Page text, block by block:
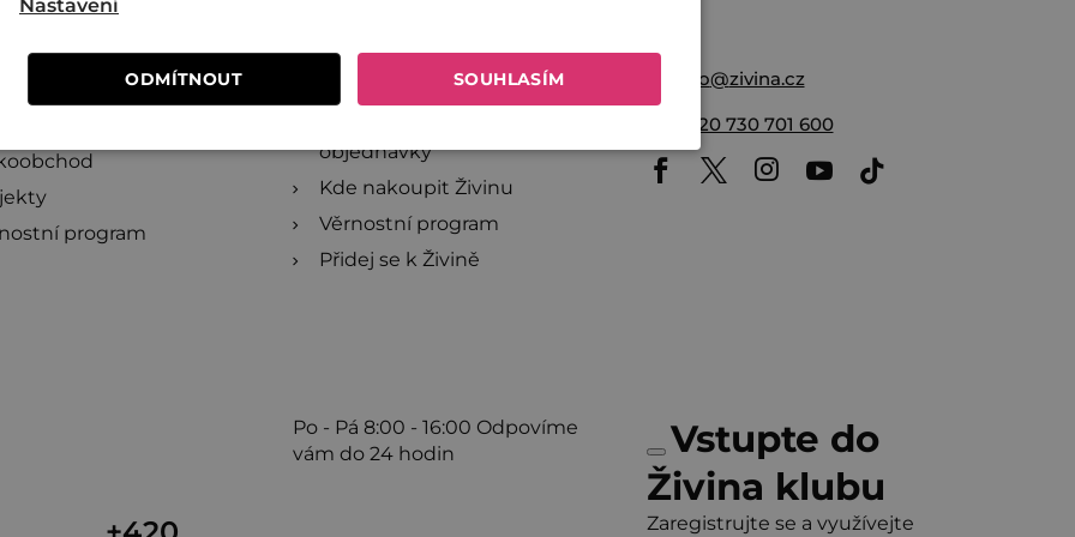
proti plýtvání
do Živiny
program
Recepty
objednávky
Kde nakoupit Živinu
Věrnostní program
Přidej se k Živině
info@zivina.cz
+420 730 701 600
Po - Pá 8:00 - 16:00 Odpovíme
vám do 24 hodin
Vstupte do
Živina klubu
Zaregistrujte se a využívejte
SOUHLASÍM
ODMÍTNOUT
Nastavení